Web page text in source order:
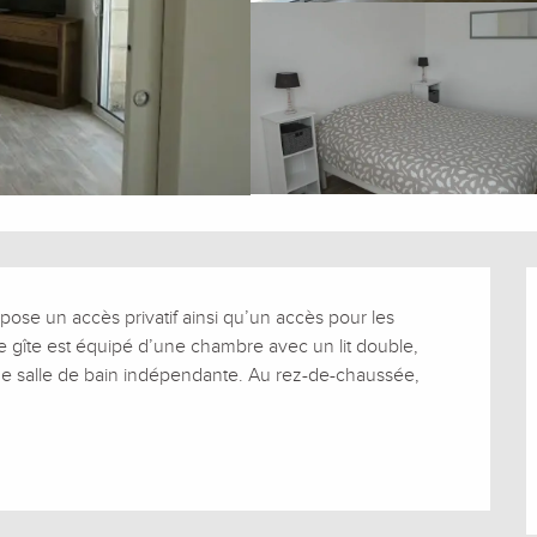
un accès privatif ainsi qu’un accès pour les
gîte est équipé d’une chambre avec un lit double,
salle de bain indépendante. Au rez-de-chaussée,